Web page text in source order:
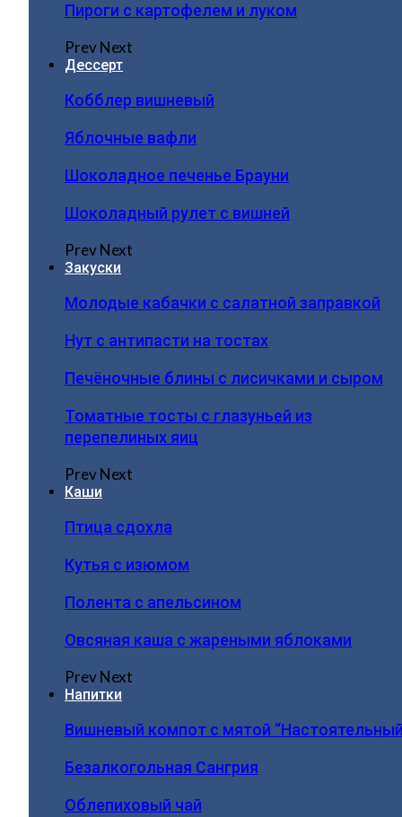
Пироги c картофелем и луком
PrevNext
Дессерт
Кобблер вишневый
Яблочные вафли
Шоколадное печенье Брауни
Шоколадный рулет с вишней
PrevNext
Закуски
Молодые кабачки с салатной заправкой
Нут с антипасти на тостах
Печёночные блины с лисичками и сыром
Томатные тосты с глазуньей из
перепелиных яиц
PrevNext
Каши
Птица сдохла
Кутья с изюмом
Полента с апельсином
Овсяная каша с жареными яблоками
PrevNext
Напитки
Вишневый компот с мятой
Безалкогольная Сангрия
Облепиховый чай